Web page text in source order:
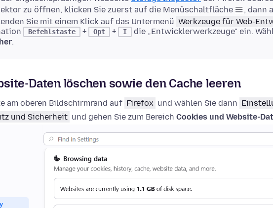
zu öffnen, klicken Sie zuerst auf die Menüschaltfläche
, dann
Sie mit einem Klick auf das Untermenü Werkzeuge für Web-
Befehlstaste + Opt + I
die „Entwicklerwerkzeuge" ein.
.
Daten löschen sowie den Cache leeren
am oberen Bildschirmrand auf Firefox und wählen Sie dann
und Sicherheit und gehen Sie zum Bereich Cookies und Website-